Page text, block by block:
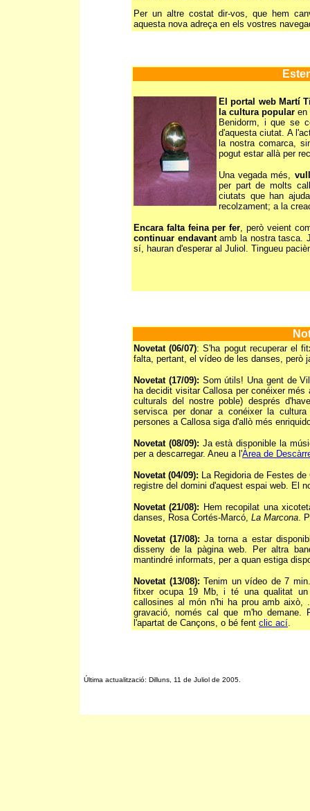
Per un altre costat dir-vos, que hem
aquesta nova adreça en els vostres
El portal web Martí
la cultura popular en
Benidorm, i que se
d'aquesta ciutat. A
la nostra comarca,
pogut estar allà per
Una vegada més,
per part de molts
ciutats que han
recolzament; a la
Encara falta feina per fer, però veient
continuar endavantamb la nostra tasca.
sí, hauran d'esperar al Juliol. Tingueu
Novetat (06/07): S'ha pogut recuperar el
falta, pertant, el vídeo de les danses, però
Novetat (17/09): Som útils! Una gent de
ha decidit visitar Callosa per conéixer
culturals del nostre poble) després
servisca per donar a conéixer la
persones a Callosa siga d'allò més
Novetat (08/09): Ja està disponible la
per a descarregar. Aneu a l'Àrea de
Novetat (04/09): La Regidoria de Festes
registre del domini d'aquest espai web. El
Novetat (21/08): Hem recopilat una
danses, Rosa Cortés-Marcó, La Marcona.
Novetat (17/08): Ja torna a estar
disseny de la pàgina web. Per altra
mantindré informats, per a quan estiga
Novetat (13/08): Tenim un vídeo de 7
fitxer ocupa 19 Mb, i té una qualitat
callosines al món n'hi ha prou amb
gravació, només cal que m'ho demane.
l'apartat de Cançons, o bé fent clic ací.
Última actualització: Dilluns, 11 de Juliol de 2005.